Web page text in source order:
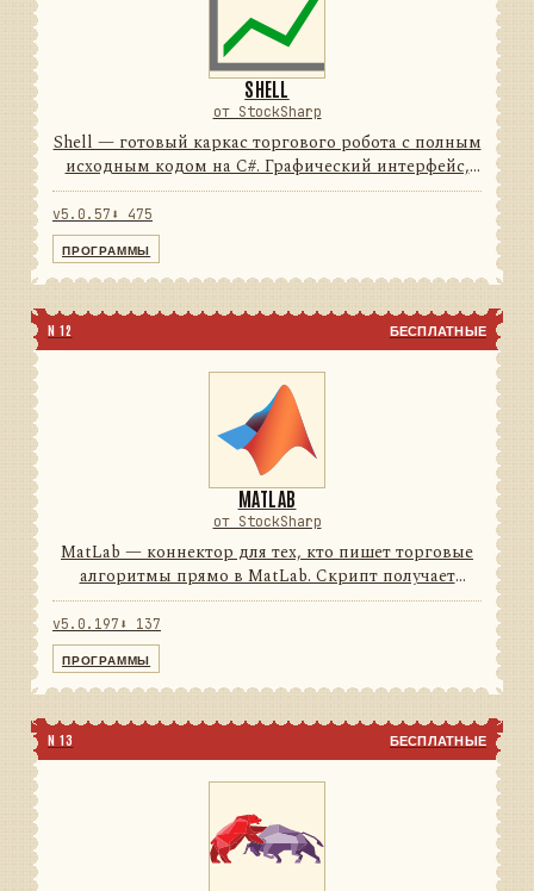
SHELL
от StockSharp
Shell — готовый каркас торгового робота с полным
исходным кодом на C#. Графический интерфейс,
подключения, тестирование и отчёты уже
написаны: от вас нужен только алгоритм.
74подключений100%исход...
v5.0.57 ⬇ 475
ПРОГРАММЫ
N 12 БЕСПЛАТНЫЕ
MATLAB
от StockSharp
MatLab — коннектор для тех, кто пишет торговые
алгоритмы прямо в MatLab. Скрипт получает
рыночные данные в реальном времени и
отправляет заявки, не выходя из привычной среды.
74подключений0строк на ...
v5.0.197 ⬇ 137
ПРОГРАММЫ
N 13 БЕСПЛАТНЫЕ